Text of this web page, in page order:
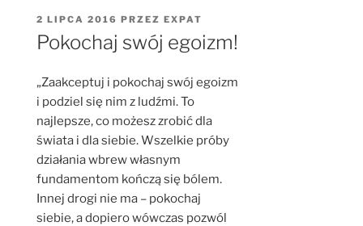
OPUBLIKOWANE
W
2 LIPCA 2016 PRZEZ EXPAT
Pokochaj swój egoizm!
„Zaakceptuj i pokochaj swój egoizm
i podziel się nim z ludźmi. To
najlepsze, co możesz zrobić dla
świata i dla siebie. Wszelkie próby
działania wbrew własnym
fundamentom kończą się bólem.
Innej drogi nie ma – pokochaj
siebie, a dopiero wówczas pozwól